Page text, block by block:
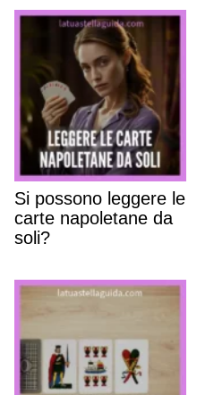
Si possono leggere le
carte napoletane da
soli?